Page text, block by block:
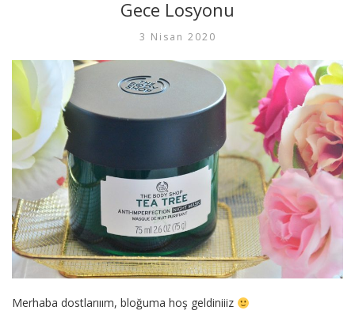
Gece Losyonu
3 Nisan 2020
Merhaba dostlarııım, bloğuma hoş geldiniiiz